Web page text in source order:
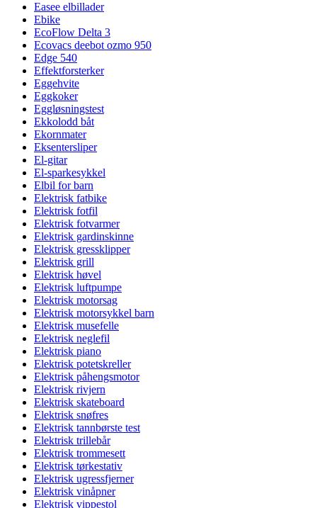
Easee elbillader
Ebike
EcoFlow Delta 3
Ecovacs deebot ozmo 950
Edge 540
Effektforsterker
Eggehvite
Eggkoker
Eggløsningstest
Ekkolodd båt
Ekornmater
Eksentersliper
El-gitar
El-sparkesykkel
Elbil for barn
Elektrisk fatbike
Elektrisk fotfil
Elektrisk fotvarmer
Elektrisk gardinskinne
Elektrisk gressklipper
Elektrisk grill
Elektrisk høvel
Elektrisk luftpumpe
Elektrisk motorsag
Elektrisk motorsykkel barn
Elektrisk musefelle
Elektrisk neglefil
Elektrisk piano
Elektrisk potetskreller
Elektrisk påhengsmotor
Elektrisk rivjern
Elektrisk skateboard
Elektrisk snøfres
Elektrisk tannbørste test
Elektrisk trillebår
Elektrisk trommesett
Elektrisk tørkestativ
Elektrisk ugressfjerner
Elektrisk vinåpner
Elektrisk vippestol